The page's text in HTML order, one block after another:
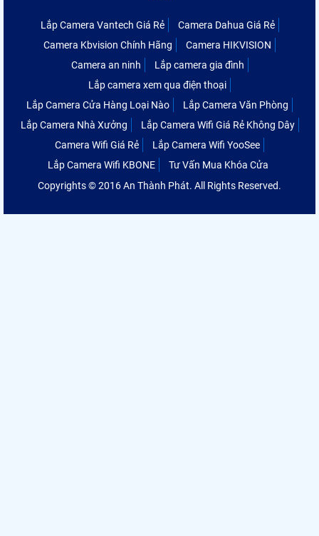
Lắp Camera Vantech Giá Rẻ
Camera Dahua Giá Rẻ
Camera Kbvision Chính Hãng
Camera HIKVISION
Camera an ninh
Lắp camera gia đình
Lắp camera xem qua điện thoại
Lắp Camera Cửa Hàng Loại Nào
Lắp Camera Văn Phòng
Lắp Camera Nhà Xưởng
Lắp Camera Wifi Giá Rẻ Không Dây
Camera Wifi Giá Rẻ
Lắp Camera Wifi YooSee
Lắp Camera Wifi KBONE
Tư Vấn Mua Khóa Cửa
Copyrights © 2016 An Thành Phát. All Rights Reserved.